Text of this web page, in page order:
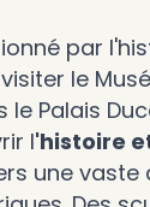
par
le
le Palais
l'histoire
une vaste